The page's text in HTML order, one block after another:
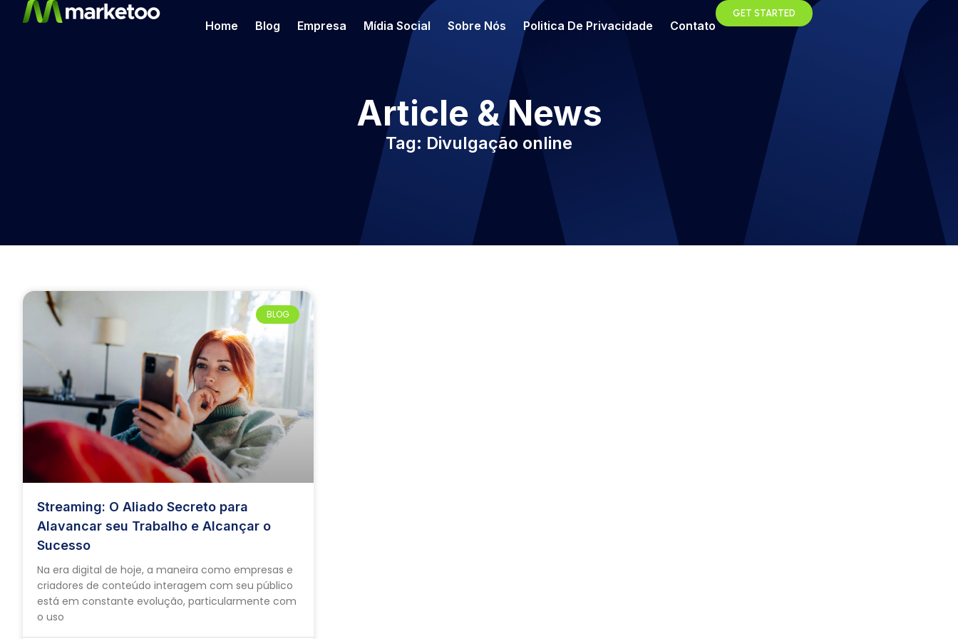
Home Blog Empresa Mídia Social Sobre Nós Politica De Privacidade Contato
GET STARTED
Article & News
Tag: Divulgação online
BLOG
Streaming: O Aliado Secreto para
Alavancar seu Trabalho e Alcançar o
Sucesso
Na era digital de hoje, a maneira como empresas e
criadores de conteúdo interagem com seu público
está em constante evolução, particularmente com
o uso